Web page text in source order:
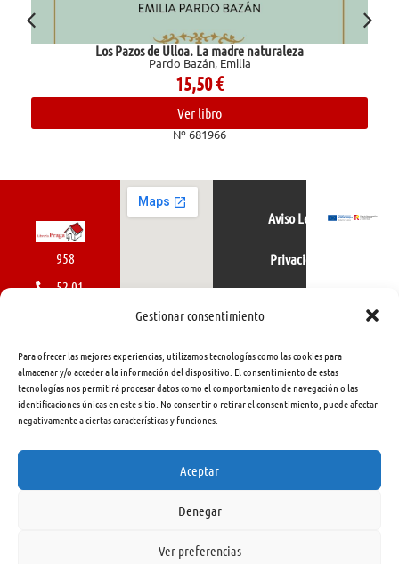
Gestionar consentimiento
Para ofrecer las mejores experiencias, utilizamos tecnologías como las cookies para
almacenar y/o acceder a la información del dispositivo. El consentimiento de estas
tecnologías nos permitirá procesar datos como el comportamiento de navegación o las
identificaciones únicas en este sitio. No consentir o retirar el consentimiento, puede afectar
negativamente a ciertas características y funciones.
Aceptar
Denegar
Ver preferencias
Los Pazos de Ulloa. La madre naturaleza
Pardo Bazán, Emilia
15,50€
Ver libro
Nº 681966
958
52 01
462
415
info@libreriapraga.com
Gracia,
Aviso Legal
Privacidad